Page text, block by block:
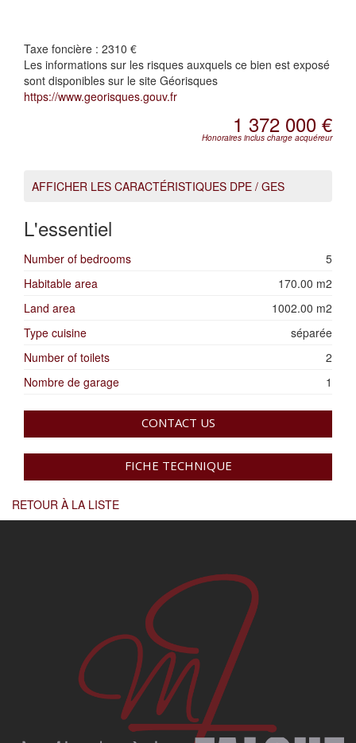
Taxe foncière : 2310 €
Les informations sur les risques auxquels ce bien est exposé
sont disponibles sur le site Géorisques
https://www.georisques.gouv.fr
1 372 000 €
Honoraires inclus charge acquéreur
AFFICHER LES CARACTÉRISTIQUES DPE / GES
L'essentiel
Number of bedrooms
5
Habitable area
170.00 m2
Land area
1002.00 m2
Type cuisine
séparée
Number of toilets
2
Nombre de garage
1
CONTACT US
FICHE TECHNIQUE
RETOUR À LA LISTE